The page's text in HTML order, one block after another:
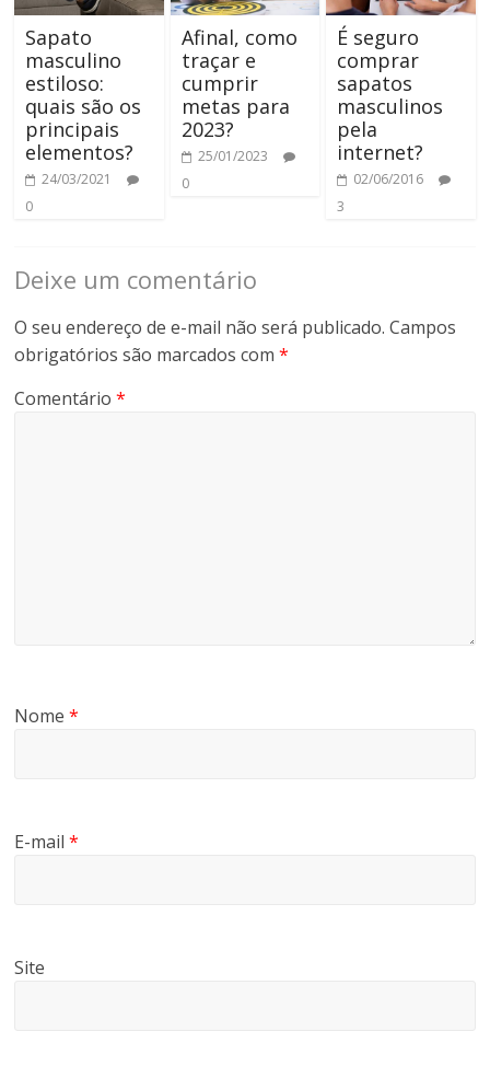
Sapato
masculino
estiloso:
quais são os
principais
elementos?
24/03/2021
0
Afinal, como
traçar e
cumprir
metas para
2023?
25/01/2023
0
É seguro
comprar
sapatos
masculinos
pela
internet?
02/06/2016
3
Deixe um comentário
O seu endereço de e-mail não será publicado. Campos
obrigatórios são marcados com*
Comentário*
Nome*
E-mail*
Site